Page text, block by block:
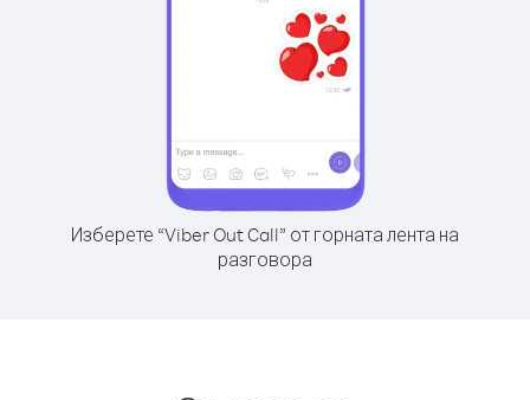
Изберете “Viber Out Call” от горната лента на
разговора